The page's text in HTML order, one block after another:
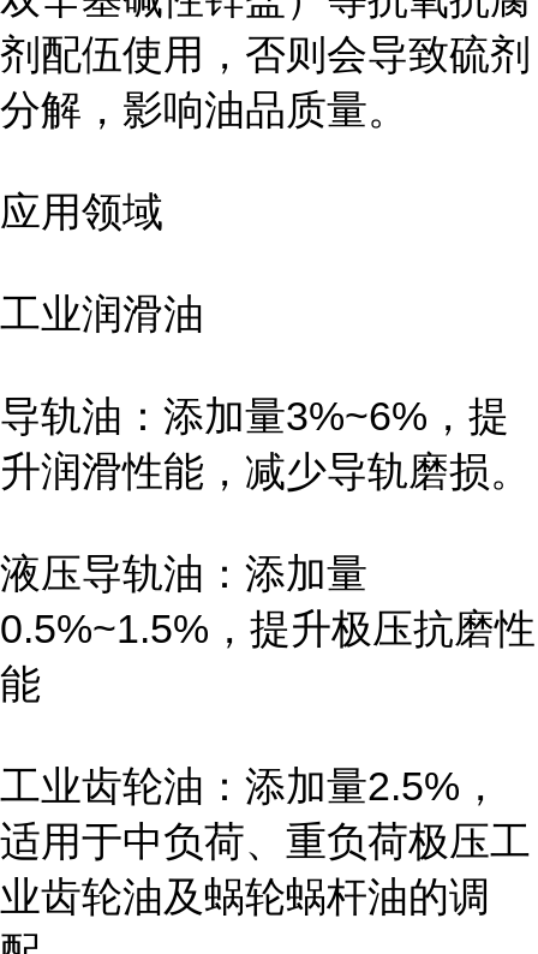
剂配伍使用，否则会导致硫剂
分解，影响油品质量。
应用领域
工业润滑油
导轨油：添加量3%~6%，提
升润滑性能，减少导轨磨损。
液压导轨油：添加量
0.5%~1.5%，提升极压抗磨性
能
工业齿轮油：添加量2.5%，
适用于中负荷、重负荷极压工
业齿轮油及蜗轮蜗杆油的调